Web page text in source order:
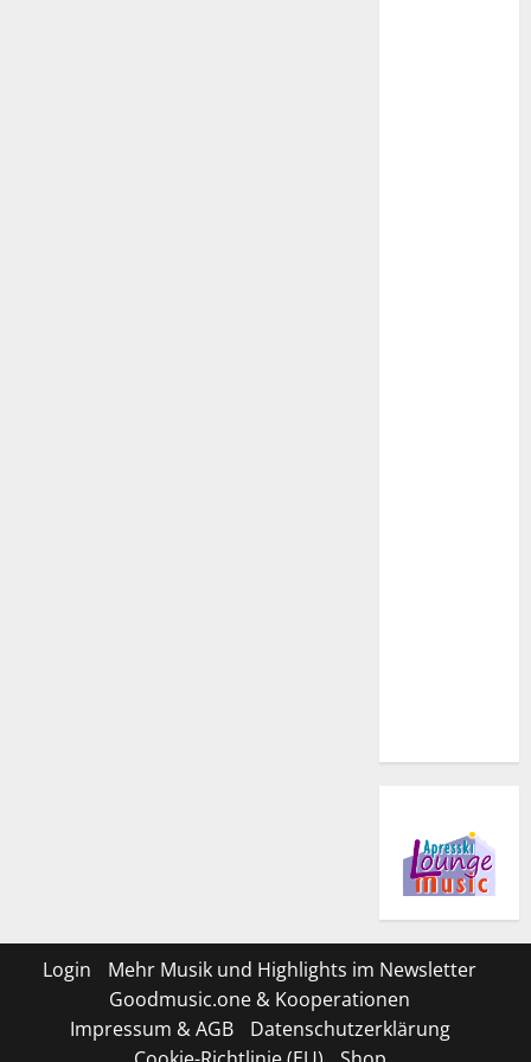
Login
Mehr Musik und Highlights im Newsletter
Goodmusic.one & Kooperationen
Impressum & AGB
Datenschutzerklärung